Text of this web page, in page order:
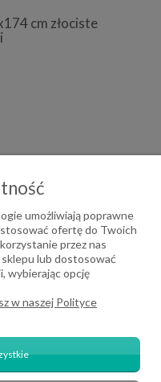
cm złociste
umożliwiają poprawne
ofertę do Twoich
przez nas
lub dostosować
wybierając opcję
w naszej Polityce